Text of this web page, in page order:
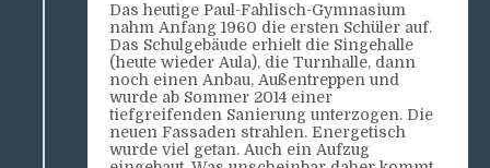
Das heutige Paul-Fahlisch-Gymnasium
nahm Anfang 1960 die ersten Schüler auf.
Das Schulgebäude erhielt die Singehalle
(heute wieder Aula), die Turnhalle, dann
noch einen Anbau, Außentreppen und
wurde ab Sommer 2014 einer
tiefgreifenden Sanierung unterzogen. Die
neuen Fassaden strahlen. Energetisch
wurde viel getan. Auch ein Aufzug